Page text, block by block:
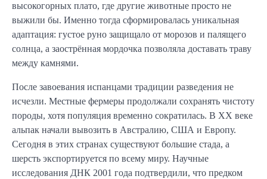
высокогорных плато, где другие животные просто не
выжили бы. Именно тогда сформировалась уникальная
адаптация: густое руно защищало от морозов и палящего
солнца, а заострённая мордочка позволяла доставать траву
между камнями.
После завоевания испанцами традиции разведения не
исчезли. Местные фермеры продолжали сохранять чистоту
породы, хотя популяция временно сократилась. В XX веке
альпак начали вывозить в Австралию, США и Европу.
Сегодня в этих странах существуют большие стада, а
шерсть экспортируется по всему миру. Научные
исследования ДНК 2001 года подтвердили, что предком